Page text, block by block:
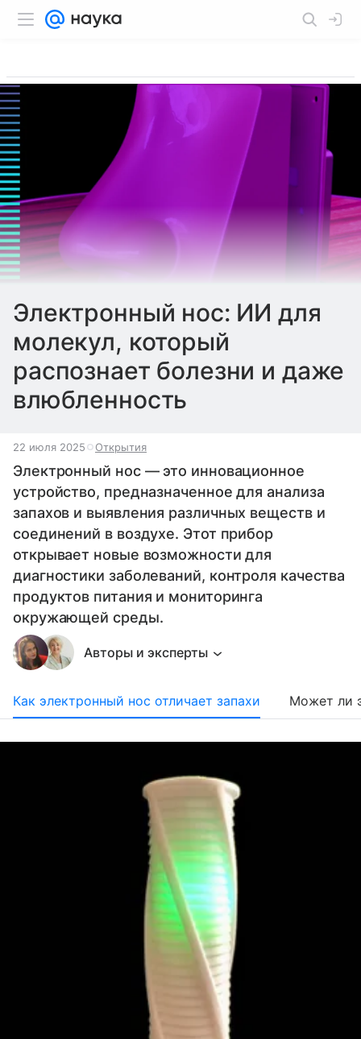
Электронный нос: ИИ для
молекул, который
распознает болезни и даже
влюбленность
22 июля 2025 Открытия
Электронный нос — это инновационное
устройство, предназначенное для анализа
запахов и выявления различных веществ и
соединений в воздухе. Этот прибор
открывает новые возможности для
диагностики заболеваний, контроля качества
продуктов питания и мониторинга
окружающей среды.
Авторы и эксперты
Как электронный нос отличает запахи Может ли